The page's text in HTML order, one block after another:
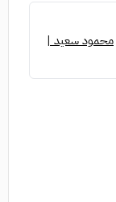
محمود سعيد |